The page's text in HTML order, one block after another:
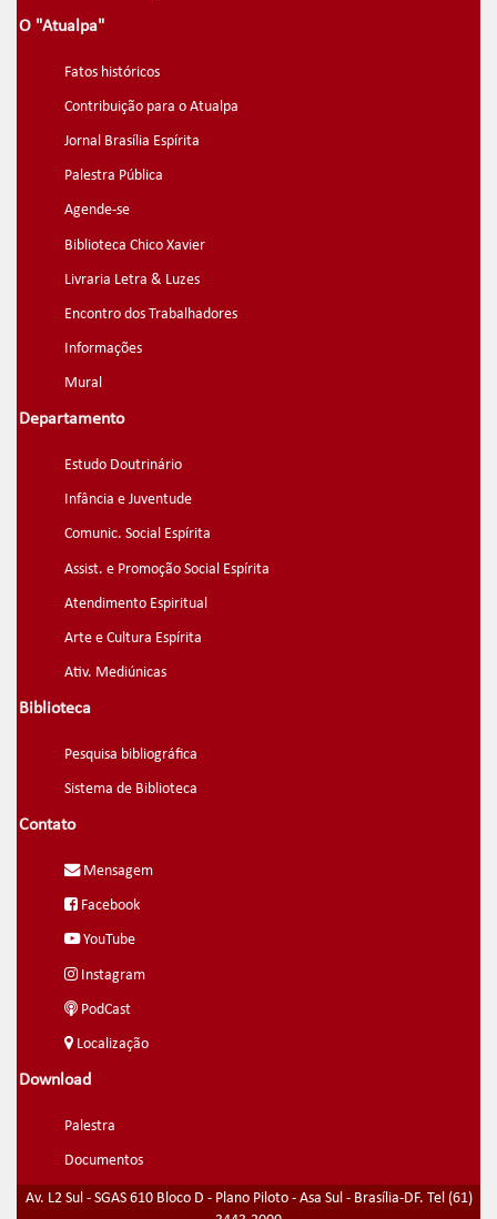
O "Atualpa"
Fatos históricos
Contribuição para o Atualpa
Jornal Brasília Espírita
Palestra Pública
Agende-se
Biblioteca Chico Xavier
Livraria Letra & Luzes
Encontro dos Trabalhadores
Informações
Mural
Departamento
Estudo Doutrinário
Infância e Juventude
Comunic. Social Espírita
Assist. e Promoção Social Espírita
Atendimento Espiritual
Arte e Cultura Espírita
Ativ. Mediúnicas
Biblioteca
Pesquisa bibliográfica
Sistema de Biblioteca
Contato
Mensagem
Facebook
YouTube
Instagram
PodCast
Localização
Download
Palestra
Documentos
Av. L2 Sul - SGAS 610 Bloco D - Plano Piloto - Asa Sul - Brasília-DF. Tel (61)